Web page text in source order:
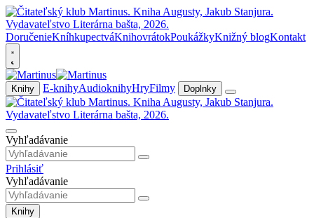
DoručenieKníhkupectváKnihovrátokPoukážkyKnižný blogKontakt
Knihy E-knihyAudioknihyHryFilmy Doplnky
Vyhľadávanie
Prihlásiť
Vyhľadávanie
Knihy